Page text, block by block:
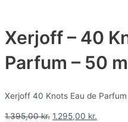
Xerjoff – 40
Parfum – 50
Xerjoff 40 Knots Eau de Parfum
1.395,00kr. 1.295,00 kr.